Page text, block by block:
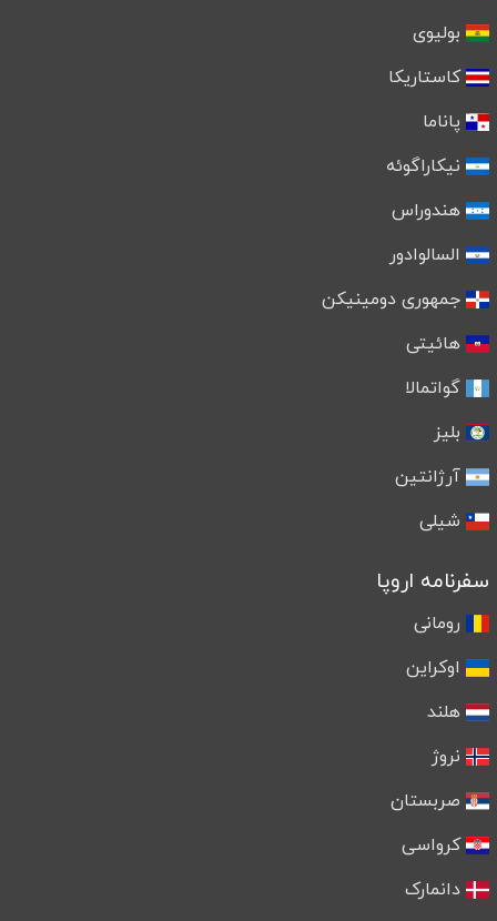
بولیوی
کاستاریکا
پاناما
نیکاراگوئه
هندوراس
السالوادور
جمهوری دومینیکن
هائیتی
گواتمالا
بلیز
آرژانتین
شیلی
سفرنامه اروپا
رومانی
اوکراین
هلند
نروژ
صربستان
کرواسی
دانمارک